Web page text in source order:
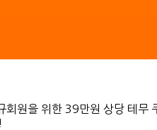
회원을 위한 39만원 상당 테무